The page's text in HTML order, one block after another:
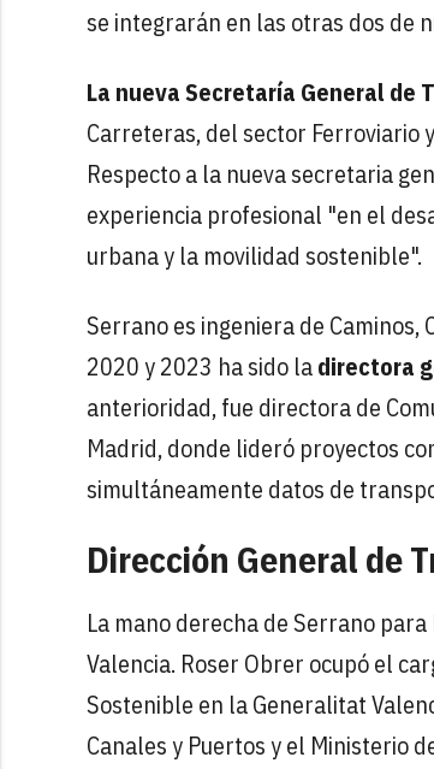
se integrarán en las otras dos de
La nueva Secretaría General
Carreteras, del sector Ferroviario
Respecto a la nueva secretaria
experiencia profesional "en el
urbana y la movilidad sostenible".
Serrano es ingeniera de
2020 y 2023 ha sido ladirectora
anterioridad, fue directora de
Madrid, donde lideró proyectos
simultáneamente datos de
Dirección General de
La mano derecha de Serrano
Valencia. Roser Obrer ocupó el
Sostenible en la Generalitat
Canales y Puertos y el Ministerio